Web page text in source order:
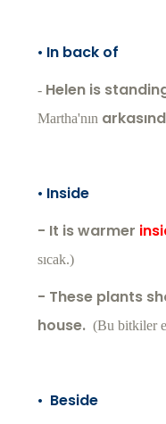
• In back of
- Helen is
Martha'nın
• Inside
- It is warmer
sıcak.)
- These plants
house. (Bu bitkiler
• Beside